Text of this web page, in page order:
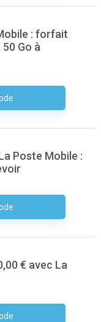
: forfait
Go à
Nécessaire
Poste Mobile :
Nécessaire
€ avec La
Nécessaire